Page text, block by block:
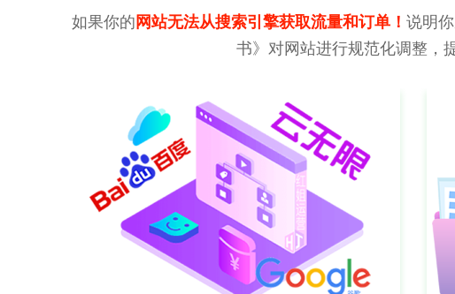
如果你的 网站无法从搜索引擎获取流量和订单！ 说明
书》对网站进行规范化调整，